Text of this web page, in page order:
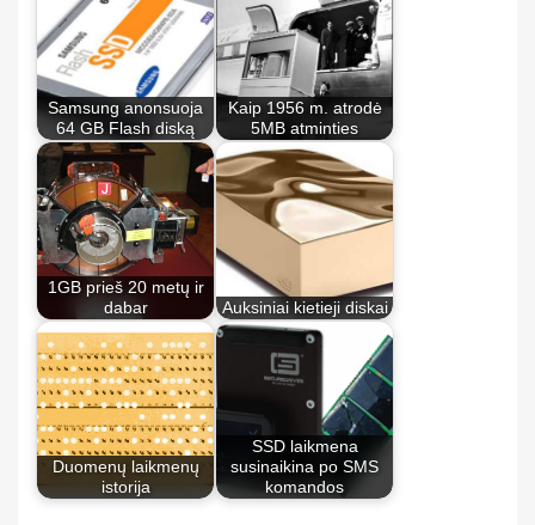
Samsung anonsuoja
64 GB Flash diską
Kaip 1956 m. atrodė
5MB atminties
1GB prieš 20 metų ir
dabar
Auksiniai kietieji diskai
Duomenų laikmenų
istorija
SSD laikmena
susinaikina po SMS
komandos